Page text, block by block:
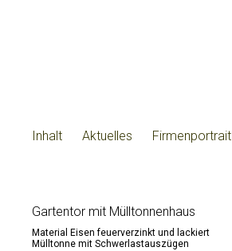
Inhalt Aktuelles Firmenportrait
Gartentor mit Mülltonnenhaus
Material Eisen feuerverzinkt und lackiert
Mülltonne mit Schwerlastauszügen